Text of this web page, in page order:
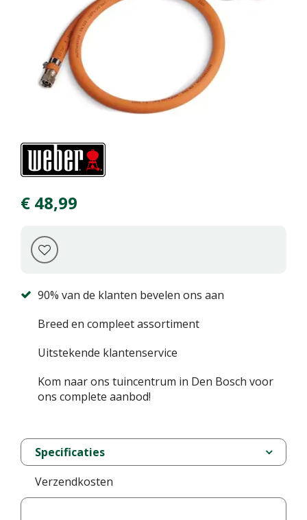
€ 48,99
90% van de klanten bevelen ons aan
Breed en compleet assortiment
Uitstekende klantenservice
Kom naar ons tuincentrum in Den Bosch voor
ons complete aanbod!
Specificaties
Verzendkosten